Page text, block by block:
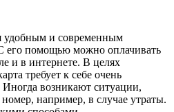
удобным и современным
его помощью можно оплачивать
и в интернете. В целях
требует к себе очень
возникают ситуации,
номер, например, в случае утраты.